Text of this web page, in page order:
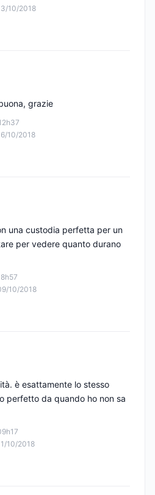
10/2018
10/2018
grazie
10/2018
una custodia perfetta per un
per vedere quanto durano
10/2018
è esattamente lo stesso
perfetto da quando ho non sa